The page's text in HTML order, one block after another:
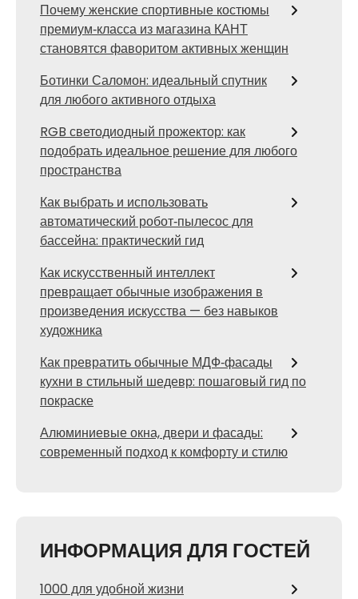
Почему женские спортивные костюмы
премиум‑класса из магазина КАНТ
становятся фаворитом активных женщин
Ботинки Саломон: идеальный спутник
для любого активного отдыха
RGB светодиодный прожектор: как
подобрать идеальное решение для любого
пространства
Как выбрать и использовать
автоматический робот‑пылесос для
бассейна: практический гид
Как искусственный интеллект
превращает обычные изображения в
произведения искусства — без навыков
художника
Как превратить обычные МДФ‑фасады
кухни в стильный шедевр: пошаговый гид по
покраске
Алюминиевые окна, двери и фасады:
современный подход к комфорту и стилю
ИНФОРМАЦИЯ ДЛЯ ГОСТЕЙ
1000 для удобной жизни